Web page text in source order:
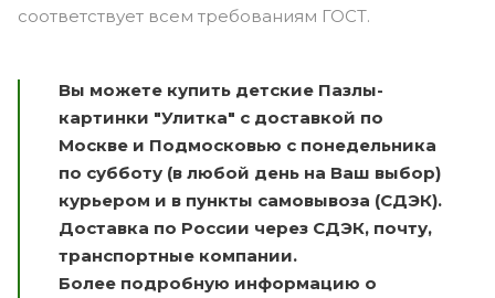
соответствует всем требованиям ГОСТ.
Вы можете купить детские Пазлы-
картинки "Улитка" с доставкой по
Москве и Подмосковью с понедельника
по субботу (в любой день на Ваш выбор)
курьером и в пункты самовывоза (СДЭК).
Доставка по России через СДЭК, почту,
транспортные компании.
Более подробную информацию о